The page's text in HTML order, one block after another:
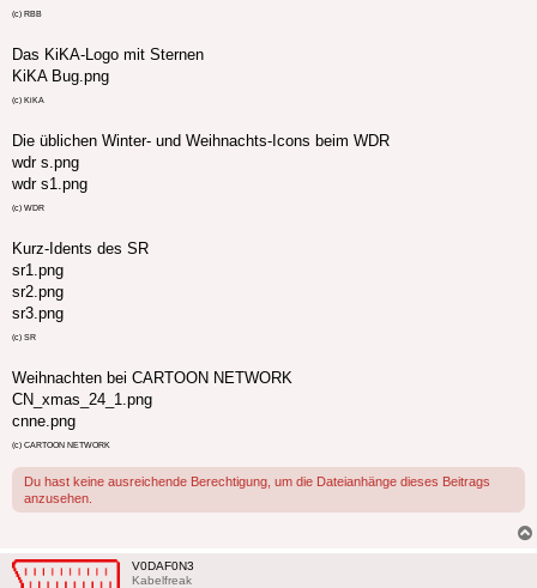
(c) RBB
Das KiKA-Logo mit Sternen
KiKA Bug.png
(c) KiKA
Die üblichen Winter- und Weihnachts-Icons beim WDR
wdr s.png
wdr s1.png
(c) WDR
Kurz-Idents des SR
sr1.png
sr2.png
sr3.png
(c) SR
Weihnachten bei CARTOON NETWORK
CN_xmas_24_1.png
cnne.png
(c) CARTOON NETWORK
Du hast keine ausreichende Berechtigung, um die Dateianhänge dieses Beitrags
anzusehen.
V0DAF0N3
Kabelfreak